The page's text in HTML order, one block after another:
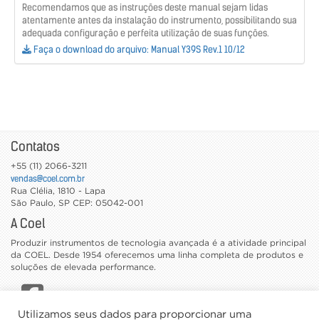
Recomendamos que as instruções deste manual sejam lidas
atentamente antes da instalação do instrumento, possibilitando sua
adequada configuração e perfeita utilização de suas funções.
Faça o download do arquivo: Manual Y39S Rev.1 10/12
Contatos
+55 (11) 2066-3211
vendas@coel.com.br
Rua Clélia, 1810 - Lapa
São Paulo, SP CEP: 05042-001
A Coel
Produzir instrumentos de tecnologia avançada é a atividade principal
da COEL. Desde 1954 oferecemos uma linha completa de produtos e
soluções de elevada performance.
Utilizamos seus dados para proporcionar uma